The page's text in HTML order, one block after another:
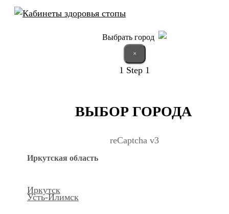
Выбрать город
×
1 Step 1
ВЫБОР ГОРОДА
reCaptcha v3
Иркутская область
Иркутск
Усть-Илимск